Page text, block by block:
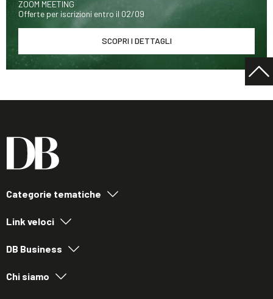
ZOOM MEETING
Offerte per iscrizioni entro il 02/09
SCOPRI I DETTAGLI
Categorie tematiche
Link veloci
DB Business
Chi siamo